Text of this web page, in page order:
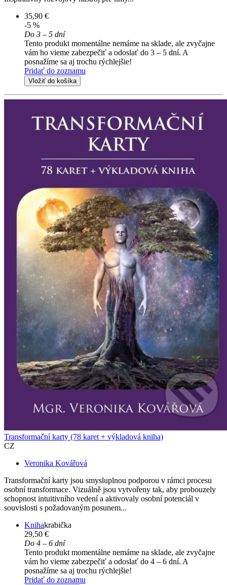
35,90 €
-5 %
Do 3 – 5 dní
Tento produkt momentálne nemáme na sklade, ale zvyčajne
vám ho vieme zabezpečiť a odoslať do 3 – 5 dní. A
posnažíme sa aj trochu rýchlejšie!
Pridať do zoznamu
Vložiť do košíka
Transformační karty (78 karet + výkladová kniha)
CZ
Veronika Kovářová
Transformační karty jsou smysluplnou podporou v rámci procesu
osobní transformace. Vizuálně jsou vytvořeny tak, aby probouzely
schopnost intuitivního vedení a aktivovaly osobní potenciál v
souvislosti s požadovaným posunem...
Knihakrabička
29,50 €
Do 4 – 6 dní
Tento produkt momentálne nemáme na sklade, ale zvyčajne
vám ho vieme zabezpečiť a odoslať do 4 – 6 dní. A
posnažíme sa aj trochu rýchlejšie!
Pridať do zoznamu